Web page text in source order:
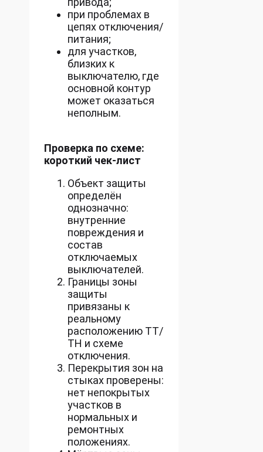
при проблемах в
цепях отключения/
питания;
для участков,
близких к
выключателю, где
основной контур
может оказаться
неполным.
Проверка по схеме:
короткий чек-лист
Объект защиты
определён
однозначно:
внутренние
повреждения и
состав
отключаемых
выключателей.
Границы зоны
защиты
привязаны к
реальному
расположению ТТ/
ТН и схеме
отключения.
Перекрытия зон на
стыках проверены:
нет непокрытых
участков в
нормальных и
ремонтных
положениях.